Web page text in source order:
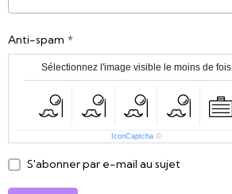
Anti-spam
Sélectionnez l'image visible le moins de fois
IconCaptcha ©
S'abonner par e-mail au sujet